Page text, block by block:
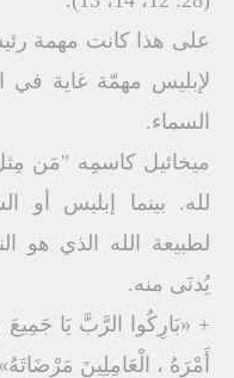
على هذا كانت مهمة
لإبليس مهمّة غاية
السماء.
ميخائيل كاسمِه "مَن
لله. بينما إبليس
لطبيعة الله الذي هو
يُدنَى منه.
+ «بَارِكُوا الرَّبَّ يَا جَمِيعَ
أَمْرَهُ ، الْعَامِلِينَ مَرْضَاتَهُ» (مز103: